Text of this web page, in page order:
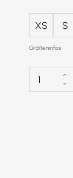
XS S
Größeninfos